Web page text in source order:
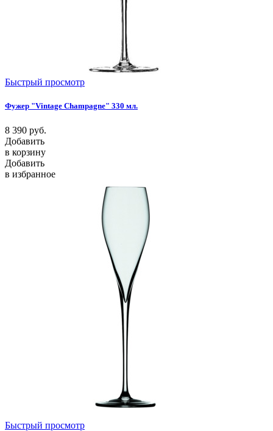
Быстрый просмотр
Фужер "Vintage Champagne" 330 мл.
8 390 руб.
Добавить
в корзину
Добавить
в избранное
Быстрый просмотр